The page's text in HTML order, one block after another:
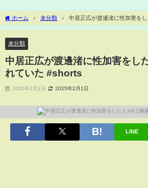
ホーム 未分類
中居正広が渡邊渚に性加害を
#shorts
未分類
中居正広が渡邊渚に性加害をし
れていた #shorts
2025年2月1日 2025年2月1日
LINE